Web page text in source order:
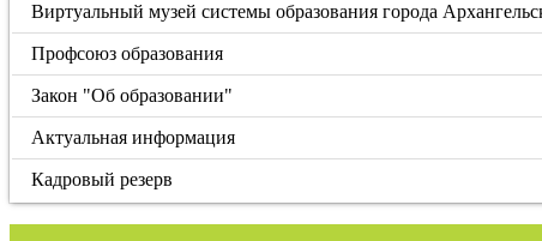
Виртуальный музей системы образования города
Профсоюз образования
Закон "Об образовании"
Актуальная информация
Кадровый резерв